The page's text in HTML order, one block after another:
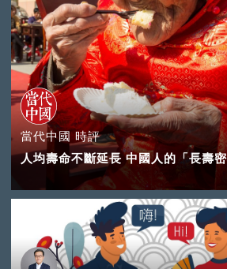
當代中國 時評
人均壽命不斷延長 中國人的「長壽